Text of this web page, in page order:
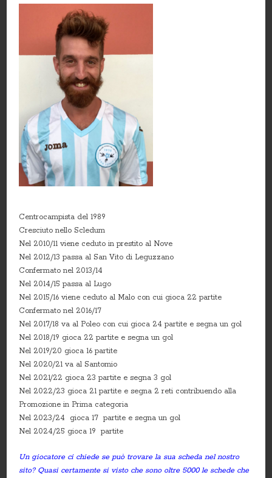
Centrocampista del 1989
Cresciuto nello Scledum
Nel 2010/11 viene ceduto in prestito al Nove
Nel 2012/13 passa al San Vito di Leguzzano
Confermato nel 2013/14
Nel 2014/15 passa al Lugo
Nel 2015/16 viene ceduto al Malo con cui gioca 22 partite
Confermato nel 2016/17
Nel 2017/18 va al Poleo con cui gioca 24 partite e segna un gol
Nel 2018/19 gioca 22 partite e segna un gol
Nel 2019/20 gioca 16 partite
Nel 2020/21 va al Santomio
Nel 2021/22 gioca 23 partite e segna 3 gol
Nel 2022/23 gioca 21 partite e segna 2 reti contribuendo alla
Promozione in Prima categoria
Nel 2023/24 gioca 17 partite e segna un gol
Nel 2024/25 gioca 19 partite
Un giocatore ci chiede se può trovare la sua scheda nel nostro
sito? Quasi certamente si visto che sono oltre 5000 le schede che